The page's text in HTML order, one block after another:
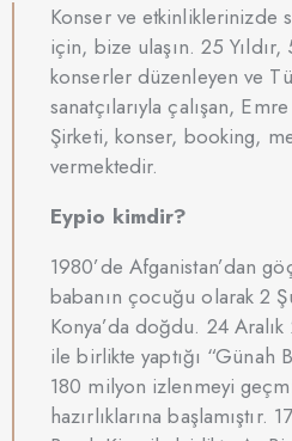
Konser ve etkinliklerinizde
için, bize ulaşın. 25
konserler düzenleyen ve
sanatçılarıyla çalışan,
Şirketi, konser, booking,
vermektedir.
Eypio kimdir?
1980’de Afganistan’dan
babanın çocuğu olarak 2
Konya’da doğdu. 24
ile birlikte yaptığı “Günah
180 milyon izlenmeyi
hazırlıklarına başlamıştır.